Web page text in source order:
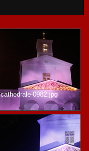
cathedrale-0982.jpg